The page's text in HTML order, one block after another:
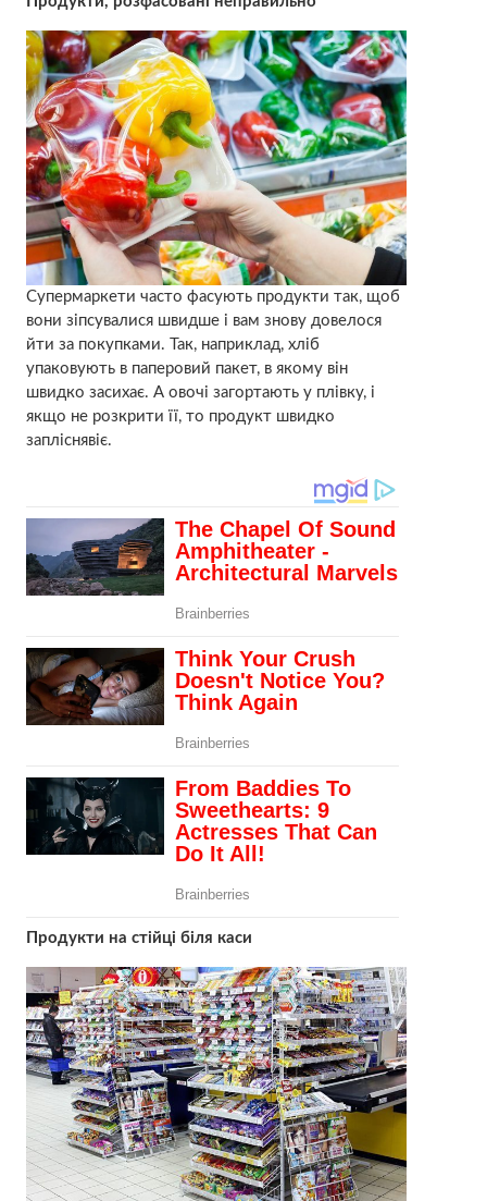
Супермаркети часто фасують продукти так, щоб
вони зіпсувалися швидше і вам знову довелося
йти за покупками. Так, наприклад, хліб
упаковують в паперовий пакет, в якому він
швидко засихає. А овочі загортають у плівку, і
якщо не розкрити її, то продукт швидко
запліснявіє.
Продукти на стійці біля каси